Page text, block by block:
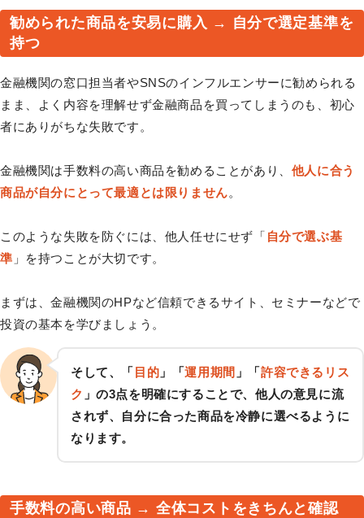
勧められた商品を安易に購入 → 自分で選定基準を
持つ
金融機関の窓口担当者やSNSのインフルエンサーに勧められる
まま、よく内容を理解せず金融商品を買ってしまうのも、初心
者にありがちな失敗です。
金融機関は手数料の高い商品を勧めることがあり、 他人に合う
商品が自分にとって最適とは限りません。
このような失敗を防ぐには、他人任せにせず「 自分で選ぶ基
準 」を持つことが大切です。
まずは、金融機関のHPなど信頼できるサイト、セミナーなどで
投資の基本を学びましょう。
そして、「 目的 」「運用期間 」「許容できるリス
ク 」の3点を明確にすることで、他人の意見に流
されず、自分に合った商品を冷静に選べるように
なります。
手数料の高い商品 → 全体コストをきちんと確認